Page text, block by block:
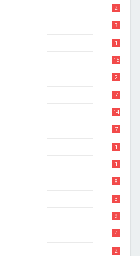
2
3
1
15
2
7
14
7
1
1
8
3
9
4
2